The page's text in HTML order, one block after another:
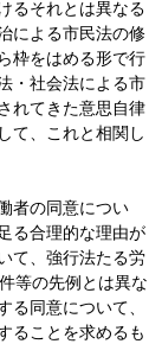
るそれとは異なる
による市民法の修
枠をはめる形で行
・社会法による市
れてきた意思自律
て、これと相関し
者の同意につい
る合理的な理由が
て、強行法たる労
等の先例とは異な
同意について、
ることを求めるも